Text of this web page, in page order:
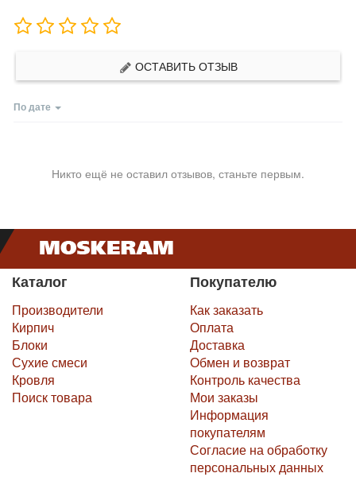
ОСТАВИТЬ ОТЗЫВ
По дате
Никто ещё не оставил отзывов, станьте первым.
Каталог
Производители
Кирпич
Блоки
Сухие смеси
Кровля
Поиск товара
Покупателю
Как заказать
Оплата
Доставка
Обмен и возврат
Контроль качества
Мои заказы
Информация
покупателям
Согласие на обработку
персональных данных